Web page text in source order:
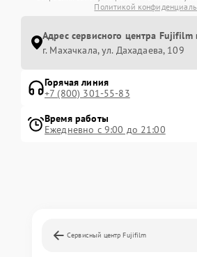
Политикой
Адрес сервисного центра Fujifilm
г. Махачкала, ул. Дахадаева, 109
Горячая линия
+7 (800) 301-55-83
Время работы
Ежедневно с 9:00 до 21:00
Сервисный центр Fujifilm